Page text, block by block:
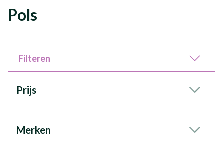
Pols
Filteren
Prijs
Merken